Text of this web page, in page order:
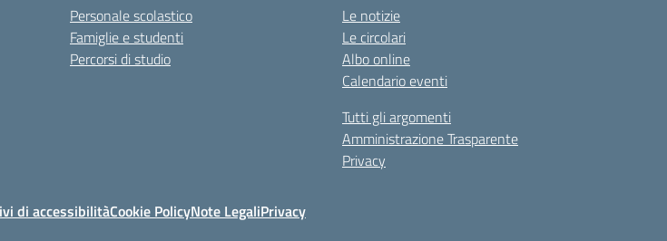
Personale scolastico
Famiglie e studenti
Percorsi di studio
Le notizie
Le circolari
Albo online
Calendario eventi
Tutti gli argomenti
Amministrazione Trasparente
Privacy
di accessibilitàCookie PolicyNote LegaliPrivacy